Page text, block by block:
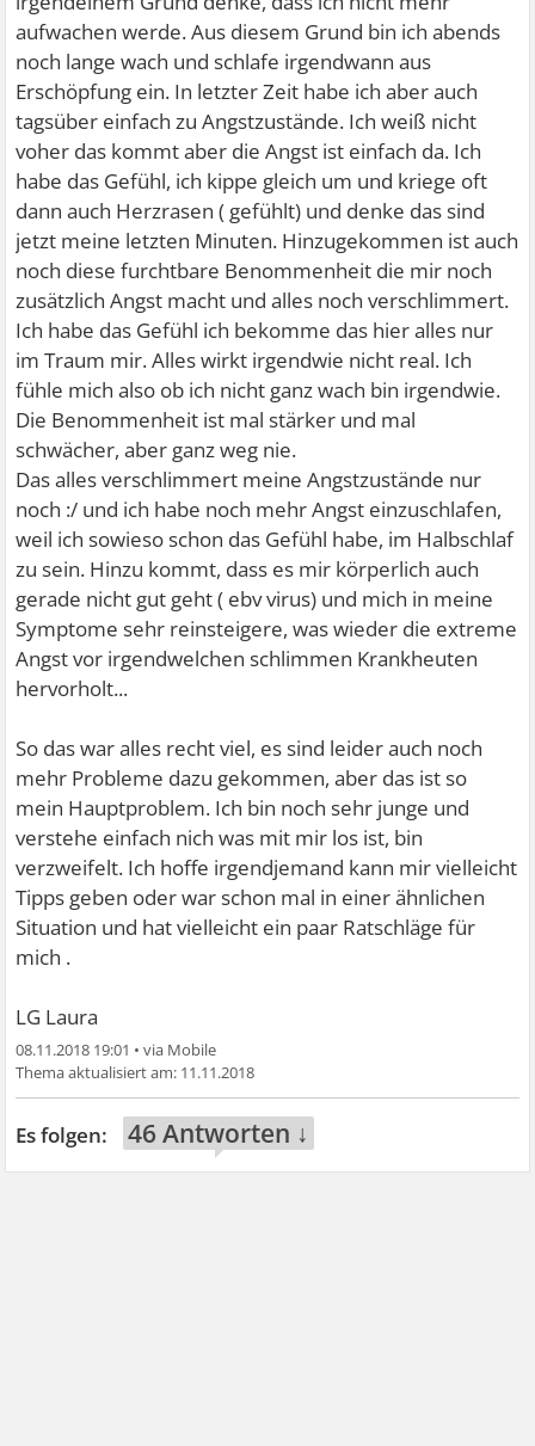
aufwachen werde. Aus diesem Grund bin ich abends
noch lange wach und schlafe irgendwann aus
Erschöpfung ein. In letzter Zeit habe ich aber auch
tagsüber einfach zu Angstzustände. Ich weiß nicht
voher das kommt aber die Angst ist einfach da. Ich
habe das Gefühl, ich kippe gleich um und kriege oft
dann auch Herzrasen ( gefühlt) und denke das sind
jetzt meine letzten Minuten. Hinzugekommen ist auch
noch diese furchtbare Benommenheit die mir noch
zusätzlich Angst macht und alles noch verschlimmert.
Ich habe das Gefühl ich bekomme das hier alles nur
im Traum mir. Alles wirkt irgendwie nicht real. Ich
fühle mich also ob ich nicht ganz wach bin irgendwie.
Die Benommenheit ist mal stärker und mal
schwächer, aber ganz weg nie.
Das alles verschlimmert meine Angstzustände nur
noch :/ und ich habe noch mehr Angst einzuschlafen,
weil ich sowieso schon das Gefühl habe, im Halbschlaf
zu sein. Hinzu kommt, dass es mir körperlich auch
gerade nicht gut geht ( ebv virus) und mich in meine
Symptome sehr reinsteigere, was wieder die extreme
Angst vor irgendwelchen schlimmen Krankheuten
hervorholt...
So das war alles recht viel, es sind leider auch noch
mehr Probleme dazu gekommen, aber das ist so
mein Hauptproblem. Ich bin noch sehr junge und
verstehe einfach nich was mit mir los ist, bin
verzweifelt. Ich hoffe irgendjemand kann mir vielleicht
Tipps geben oder war schon mal in einer ähnlichen
Situation und hat vielleicht ein paar Ratschläge für
mich .
LG Laura
08.11.2018 19:01 •
11.11.2018
46 Antworten ↓